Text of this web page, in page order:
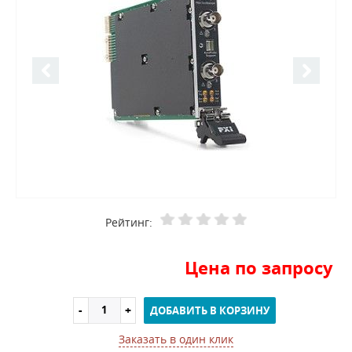
Рейтинг:
Цена по запросу
ДОБАВИТЬ В КОРЗИНУ
Заказать в один клик